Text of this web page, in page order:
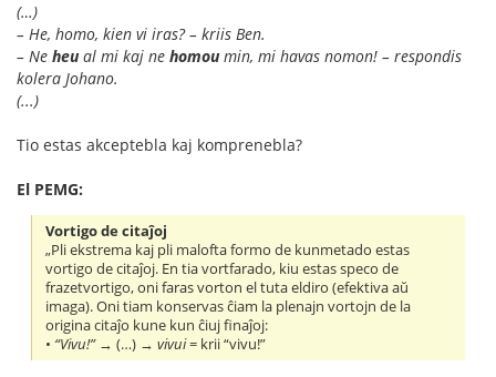
(…)
– He, homo, kien vi iras? – kriis Ben.
– Ne heual mi kaj ne homoumin, mi havas nomon! – respondis
kolera Johano.
(...)
Tio estas akceptebla kaj komprenebla?
El PEMG:
Vortigo de citaĵoj
„Pli ekstrema kaj pli malofta formo de kunmetado estas
vortigo de citaĵoj. En tia vortfarado, kiu estas speco de
frazetvortigo, oni faras vorton el tuta eldiro (efektiva aŭ
imaga). Oni tiam konservas ĉiam la plenajn vortojn de la
origina citaĵo kune kun ĉiuj finaĵoj:
• “Vivu!”→ (…) →vivui= krii “vivu!”